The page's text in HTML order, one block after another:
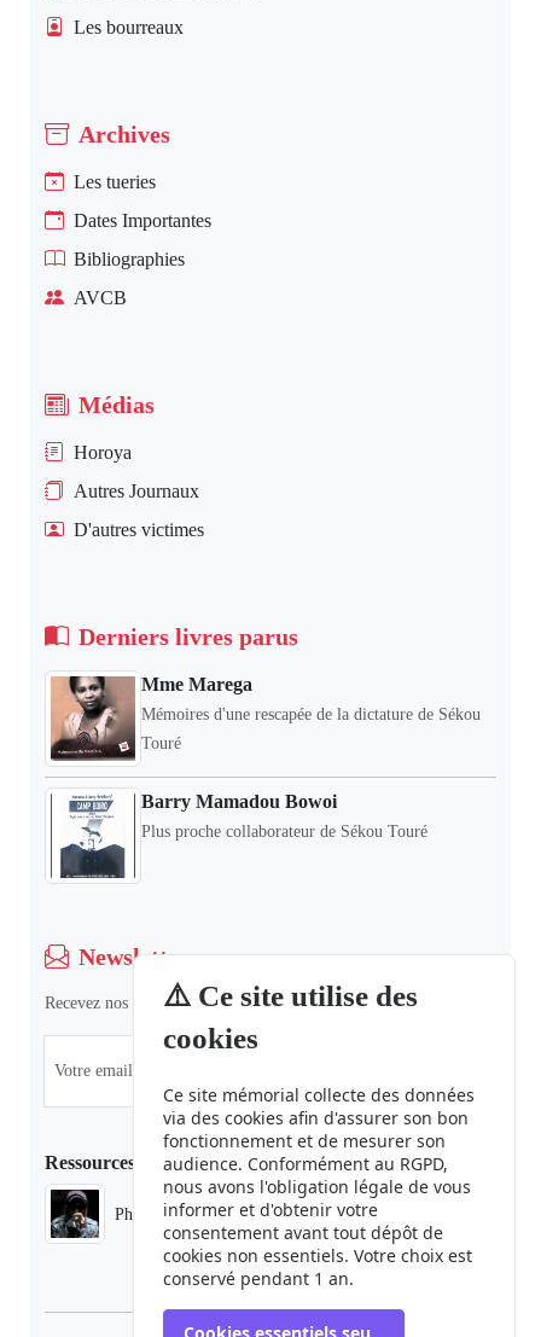
⚠️ Ce site utilise des
cookies
Ce site mémorial collecte des données
via des cookies afin d'assurer son bon
fonctionnement et de mesurer son
audience. Conformément au RGPD,
nous avons l'obligation légale de vous
informer et d'obtenir votre
consentement avant tout dépôt de
cookies non essentiels. Votre choix est
conservé pendant 1 an.
Les bourreaux
Archives
Les tueries
Dates Importantes
Bibliographies
AVCB
Médias
Horoya
Autres Journaux
D'autres victimes
Derniers livres parus
Mme Marega
Mémoires d'une rescapée de la dictature de Sékou
Touré
Barry Mamadou Bowoi
Plus proche collaborateur de Sékou Touré
Newsletter
Recevez nos dernières informations et actualités.
Ressources
Phaduba camp boiro